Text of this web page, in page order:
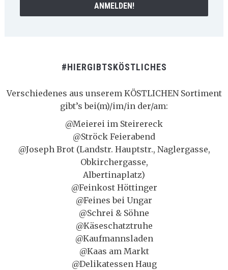
#HIERGIBTSKÖSTLICHES
Verschiedenes aus unserem KÖSTLICHEN Sortiment
gibt’s bei(m)/im/in der/am:
@Meierei im Steirereck
@Ströck Feierabend
@Joseph Brot (Landstr. Hauptstr., Naglergasse,
Obkirchergasse,
Albertinaplatz)
@Feinkost Höttinger
@Feines bei Ungar
@Schrei & Söhne
@Käseschatztruhe
@Kaufmannsladen
@Kaas am Markt
@Delikatessen Haug